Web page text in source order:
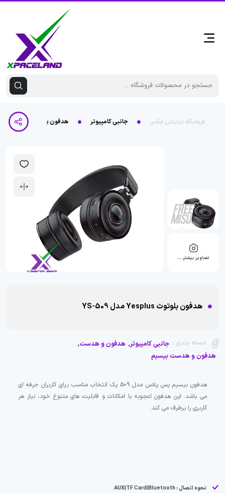
فروشگاه اینترنتی ایکس جانبی کامپیوتر هدفون بلوتوث Yesplus مدل YS-509
تصاویر بیشتر …
هدفون بلوتوث Yesplus مدل YS-509
دسته بندی : جانبی کامپیوتر, هدفون و هدست,
هدفون و هدست بیسیم
هدفون بیسیم یس پلاس مدل 509 یک انتخاب مناسب برای کاربران حرفه ای
می باشد. این هدفون اعجوبه با امکانات و قابلیت های متنوع خود، نیاز هر
کاربری را برطرف می کند.
نحوه اتصال : AUX|TF Card|Bluetooth